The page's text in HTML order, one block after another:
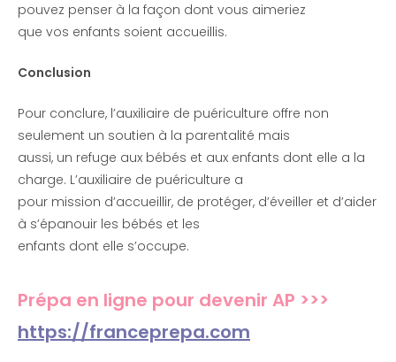
pouvez penser à la façon dont vous aimeriez
que vos enfants soient accueillis.
Conclusion
Pour conclure, l’auxiliaire de puériculture offre non
seulement un soutien à la parentalité mais
aussi, un refuge aux bébés et aux enfants dont elle a la
charge. L’auxiliaire de puériculture a
pour mission d’accueillir, de protéger, d’éveiller et d’aider
à s’épanouir les bébés et les
enfants dont elle s’occupe.
Prépa en ligne pour devenir AP >>>
https://franceprepa.com